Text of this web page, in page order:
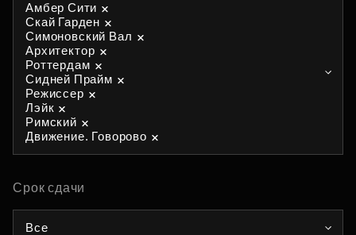
Амбер Сити
Скай Гарден
Симоновский Вал
Архитектор
Роттердам
Сидней Прайм
Режиссер
Лэйк
Римский
Движение. Говорово
Срок сдачи
Все